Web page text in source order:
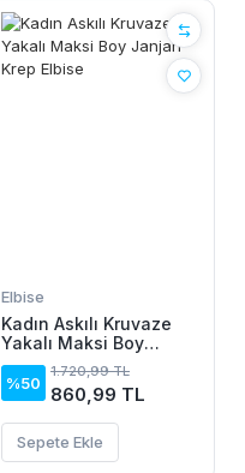
Elbise
Kadın Askılı Kruvaze
Yakalı Maksi Boy
Janjan Krep Elbise
%50
1.720,99 TL
860,99 TL
Sepete Ekle